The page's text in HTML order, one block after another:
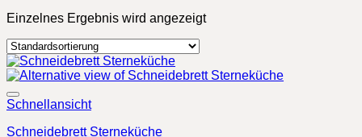
Einzelnes Ergebnis wird angezeigt
Schnellansicht
Schneidebrett Sterneküche